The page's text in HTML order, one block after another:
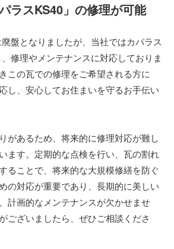
ラスKS40」の修理が可能
廃盤となりましたが、当社ではカパラス
修理やメンテナンスに対応しておりま
この瓦での修理をご希望される方に
し、安心してお住まいを守るお手伝い
があるため、将来的に修理対応が難し
ます。定期的な点検を行い、瓦の割れ
ることで、将来的な大規模修繕を防ぐ
の対応が重要であり、長期的に美しい
計画的なメンテナンスが欠かせませ
ございましたら、ぜひご相談くださ